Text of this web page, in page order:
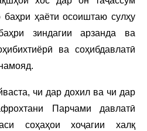
ҳаёти осоиштаю сулҳу
зиндагии арзанда ва
ва соҳибдавлатӣ
чи дар дохил ва чи дар
Парчами давлатӣ
соҳаҳои хоҷагии халқ